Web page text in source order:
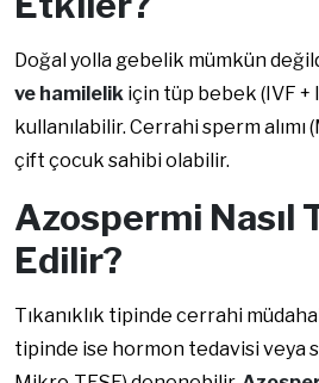
Doğal yolla gebelik mümkün
ve hamilelik için tüp bebek (IVF +
kullanılabilir. Cerrahi sperm
çift çocuk sahibi olabilir.
Azospermi Nasıl
Edilir?
Tıkanıklık tipinde cerrahi
tipinde ise hormon tedavisi veya